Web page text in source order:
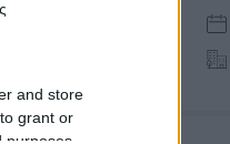
and store
grant or
purposes